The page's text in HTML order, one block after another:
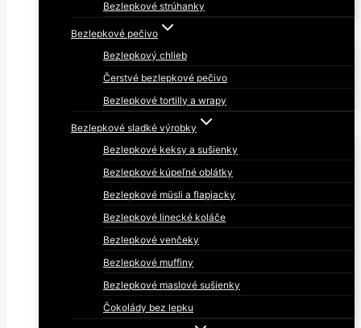
Bezlepkové strúhanky
Bezlepkové pečivo
Bezlepkový chlieb
Čerstvé bezlepkové pečivo
Bezlepkové tortilly a wrapy
Bezlepkové sladké výrobky
Bezlepkové keksy a sušienky
Bezlepkové kúpeľné oblátky
Bezlepkové müsli a flapjacky
Bezlepkové linecké koláče
Bezlepkové venčeky
Bezlepkové muffiny
Bezlepkové maslové sušienky
Čokolády bez lepku